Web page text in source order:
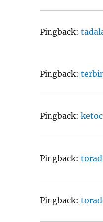
Pingback:
Pingback:
Pingback:
Pingback:
Pingback: